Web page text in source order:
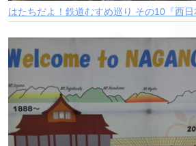
はたちだよ！鉄道むすめ巡り その10『西日